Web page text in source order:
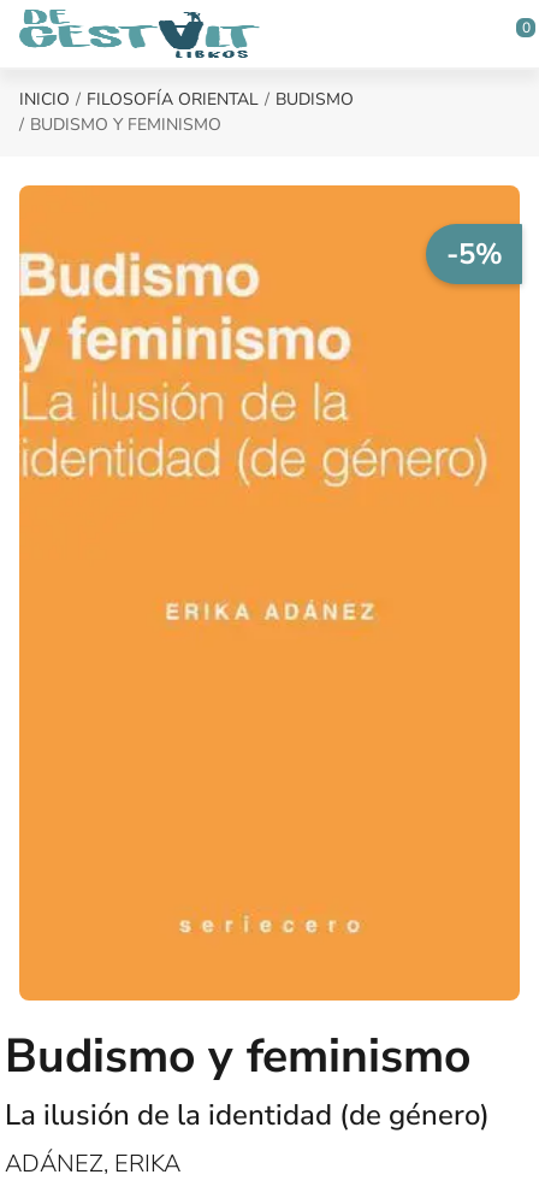
Saltar al contenido principal
0
INICIO FILOSOFÍA ORIENTAL
BUDISMO
BUDISMO Y FEMINISMO
-5%
Budismo y feminismo
La ilusión de la identidad (de género)
ADÁNEZ, ERIKA